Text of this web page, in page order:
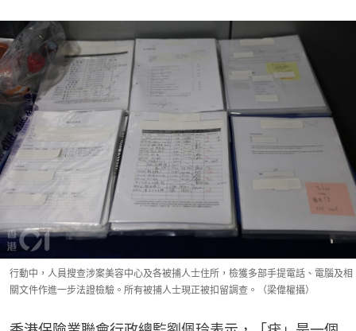
行動中，人員搜查涉案美容中心及各被捕人士住所，檢獲多部手提電話、電腦及相
關文件作進一步法證檢驗。所有被捕人士現正被扣留調查。（梁偉權攝）